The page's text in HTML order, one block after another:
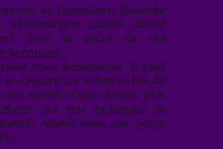
ce formulaire, j’accepte
informations saisies soient
dans le cadre de ma
de contact.
vous désabonner à tout
cliquant sur le lien en bas de
nos emails. Pour obtenir plus
sur nos pratiques de
rendez-vous sur notre